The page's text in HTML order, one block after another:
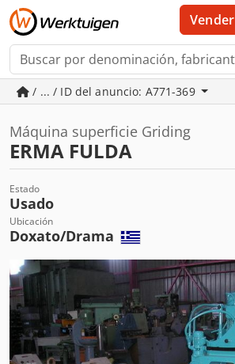
Vender
/ ... / ID del anuncio: A771-369
Máquina superficie Griding
ERMA FULDA
Estado
Usado
Ubicación
Doxato/Drama